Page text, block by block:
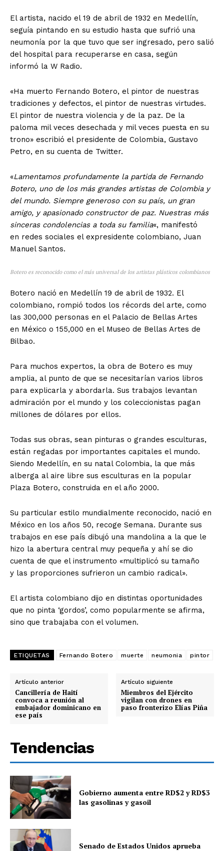
El artista, nacido el 19 de abril de 1932 en Medellín,
seguía pintando en su estudio hasta que sufrió una
neumonía por la que tuvo que ser ingresado, pero salió
del hospital para recuperarse en casa, según
informó la W Radio.
«Ha muerto Fernando Botero, el pintor de nuestras
tradiciones y defectos, el pintor de nuestras virtudes.
El pintor de nuestra violencia y de la paz. De la
paloma mil veces desechada y mil veces puesta en su
trono» escribió el presidente de Colombia, Gustavo
Petro, en su cuenta de Twitter.
«Lamentamos profundamente la partida de Fernando
Botero, uno de los más grandes artistas de Colombia y
del mundo. Siempre generoso con su país, un gran
amigo, y apasionado constructor de paz. Nuestras más
sinceras condolencias a toda su familia«, manifestó
en redes sociales el expresidente colombiano, Juan
Manuel Santos.
Botero es reconocido como el más universal de los artistas plásticos colombianos
Botero nació en Medellín 19 de abril de 1932. El
colombiano, rompió todos los récords del arte, como
las 300,000 personas en el Palacio de Bellas Artes
en México o 155,000 en el Museo de Bellas Artes de
Bilbao.
Para muchos expertos, la obra de Botero es muy
amplia, al punto de que se necesitarían varios libros
para explicarla y abordarla. Sus trabajos levantan
admiración por el mundo y los coleccionistas pagan
millones de dólares por ellos.
Todas sus obras, sean pinturas o grandes esculturas,
están regadas por importantes capitales el mundo.
Siendo Medellín, en su natal Colombia, la que más
alberga al aire libre sus esculturas en la popular
Plaza Botero, construida en el año 2000.
Su particular estilo mundialmente reconocido, nació en
México en los años 50, recoge Semana. Durante sus
trabajos en ese país dibujó una mandolina a la que le
hizo la abertura central muy pequeña y ahí se dio
cuenta de que el instrumento «multiplicó su tamaño
y las proporciones sufrieron un cambio radical».
El artista colombiano dijo en distintas oportunidades
que no pinta ‘gordos’, como popularmente se afirma,
sino que trabajaba con el volumen.
ETIQUETAS Fernando Botero muerte neumonia pintor
Artículo anterior
Cancillería de Haití
convoca a reunión al
embajador dominicano en
ese país
Artículo siguiente
Miembros del Ejército
vigilan con drones en
paso fronterizo Elías Piña
Tendencias
Gobierno aumenta entre RD$2 y RD$3
las gasolinas y gasoil
Senado de Estados Unidos aprueba